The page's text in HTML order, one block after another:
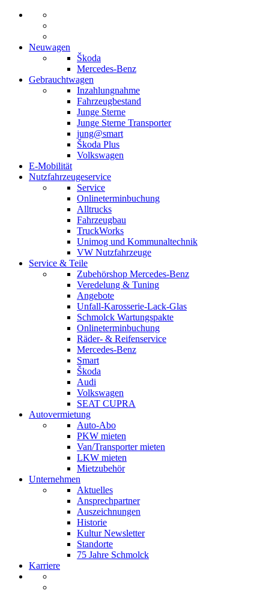
Neuwagen
Škoda
Mercedes-Benz
Gebrauchtwagen
Inzahlungnahme
Fahrzeugbestand
Junge Sterne
Junge Sterne Transporter
jung@smart
Škoda Plus
Volkswagen
E-Mobilität
Nutzfahrzeugeservice
Service
Onlineterminbuchung
Alltrucks
Fahrzeugbau
TruckWorks
Unimog und Kommunaltechnik
VW Nutzfahrzeuge
Service & Teile
Zubehörshop Mercedes-Benz
Veredelung & Tuning
Angebote
Unfall-Karosserie-Lack-Glas
Schmolck Wartungspakte
Onlineterminbuchung
Räder- & Reifenservice
Mercedes-Benz
Smart
Škoda
Audi
Volkswagen
SEAT CUPRA
Autovermietung
Auto-Abo
PKW mieten
Van/Transporter mieten
LKW mieten
Mietzubehör
Unternehmen
Aktuelles
Ansprechpartner
Auszeichnungen
Historie
Kultur Newsletter
Standorte
75 Jahre Schmolck
Karriere